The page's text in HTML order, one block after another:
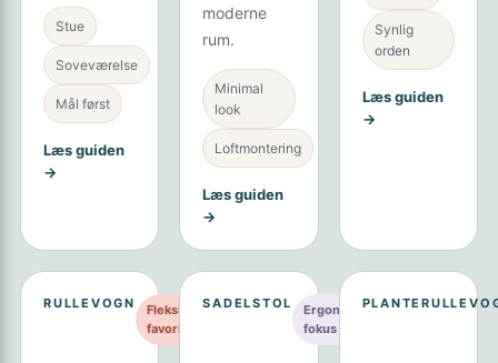
Stue
Soveværelse
Mål først
Læs guiden
→
moderne
rum.
Minimal
look
Loftmontering
Læs guiden
→
Synlig
orden
Læs guiden
→
RULLEVOGN
Fleksibel
favorit
SADELSTOL
Ergonomisk
fokus